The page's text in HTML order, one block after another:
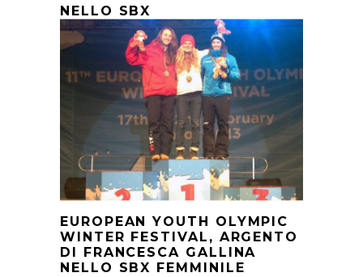
NELLO SBX
EUROPEAN YOUTH OLYMPIC
WINTER FESTIVAL, ARGENTO
DI FRANCESCA GALLINA
NELLO SBX FEMMINILE